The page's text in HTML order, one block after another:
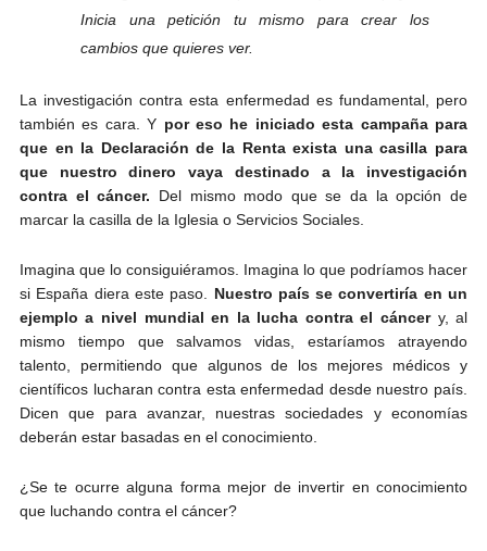
Inicia una petición tu mismo para crear los
cambios que quieres ver.
La investigación contra esta enfermedad es fundamental, pero
también es cara. Y por eso he iniciado esta campaña para
que en la Declaración de la Renta exista una casilla para
que nuestro dinero vaya destinado a la investigación
contra el cáncer. Del mismo modo que se da la opción de
marcar la casilla de la Iglesia o Servicios Sociales.
Imagina que lo consiguiéramos. Imagina lo que podríamos hacer
si España diera este paso. Nuestro país se convertiría en un
ejemplo a nivel mundial en la lucha contra el cáncery, al
mismo tiempo que salvamos vidas, estaríamos atrayendo
talento, permitiendo que algunos de los mejores médicos y
científicos lucharan contra esta enfermedad desde nuestro país.
Dicen que para avanzar, nuestras sociedades y economías
deberán estar basadas en el conocimiento.
¿Se te ocurre alguna forma mejor de invertir en conocimiento
que luchando contra el cáncer?